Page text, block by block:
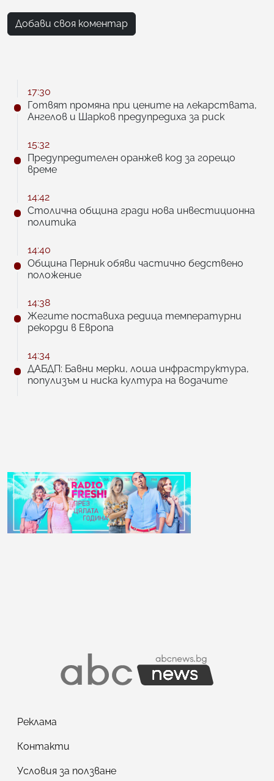
Добави своя коментар
17:30
Готвят промяна при цените на лекарствата,
Ангелов и Шарков предупредиха за риск
15:32
Предупредителен оранжев код за горещо
време
14:42
Столична община гради нова инвестиционна
политика
14:40
Община Перник обяви частично бедствено
положение
14:38
Жегите поставиха редица температурни
рекорди в Европа
14:34
ДАБДП: Бавни мерки, лоша инфраструктура,
популизъм и ниска култура на водачите
Реклама
Контакти
Условия за ползване